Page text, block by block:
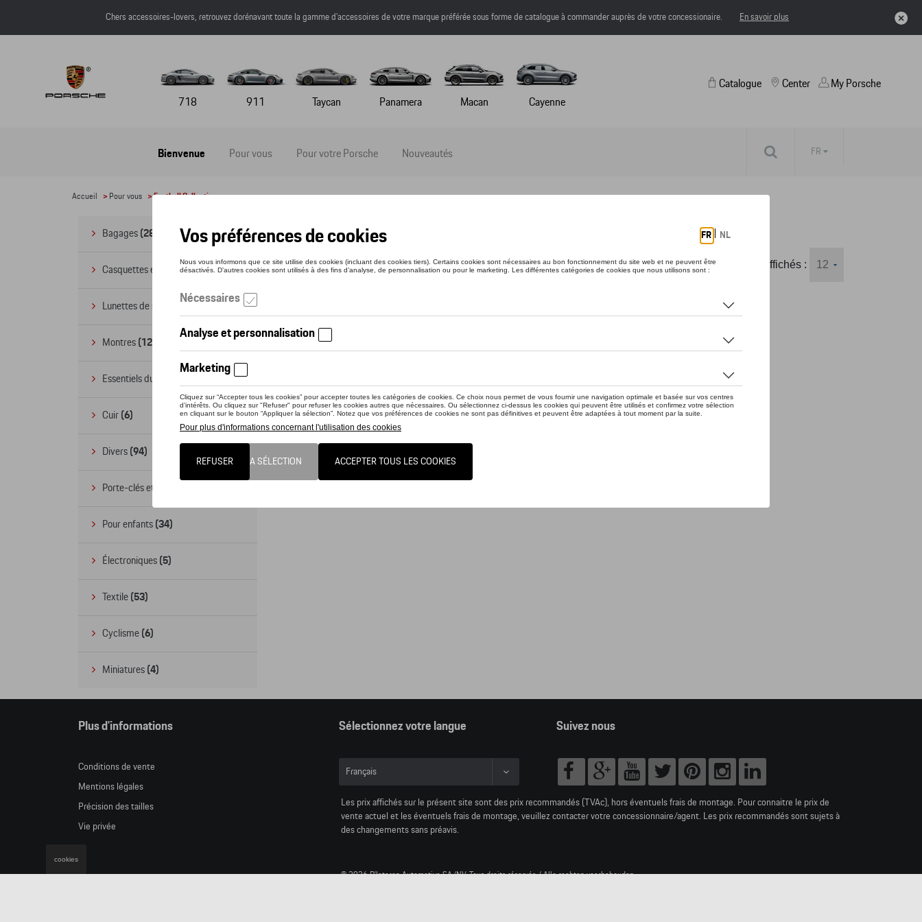
Chers accessoires-lovers, retrouvez dorénavant toute la gamme d’accessoires de votre marque préférée sous forme de catalogue à commander auprès de votre concessionaire. En savoir plus
718 911 Taycan Panamera Macan Cayenne
Catalogue
Bienvenue Pour vous Pour votre Porsche Nouveautés
Center My Porsche
FR
Accueil > Pour vous > Football Collection
Bagages (28)
Casquettes et bonnets(20)
Lunettes de soleil
Montres (12)
Essentiels du bureau
Cuir (6)
Divers (94)
Porte-clés et cordons
Pour enfants (34)
Électroniques (5)
Textile (53)
Cyclisme (6)
Miniatures (4)
Football Collection
Nombre d'éléments affichés :
Plus d'informations
Conditions de vente
Mentions légales
Précision des tailles
Vie privée
Sélectionnez votre langue
Français
Suivez nous
Les prix affichés sur le présent site sont des prix recommandés (TVAc), hors éventuels frais de montage. Pour connaitre le prix de
vente actuel et les éventuels frais de montage, veuillez contacter votre concessionnaire/agent. Les prix recommandés sont sujets à
des changements sans préavis.
© 2026 D'Ieteren Automotive SA/NV. Tous droits réservés / Alle rechten voorbehouden.
cookies